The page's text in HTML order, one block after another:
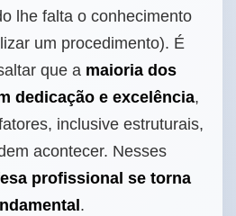
lhe falta o conhecimento
um procedimento). É
que a maioria dos
dedicação e excelência,
inclusive estruturais,
acontecer. Nesses
profissional se torna
.